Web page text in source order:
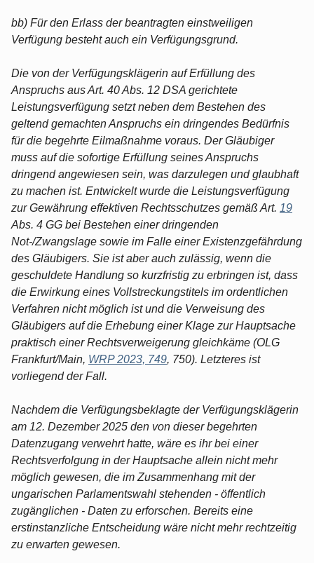
bb) Für den Erlass der beantragten einstweiligen
Verfügung besteht auch ein Verfügungsgrund.
Die von der Verfügungsklägerin auf Erfüllung des
Anspruchs aus Art. 40 Abs. 12 DSA gerichtete
Leistungsverfügung setzt neben dem Bestehen des
geltend gemachten Anspruchs ein dringendes Bedürfnis
für die begehrte Eilmaßnahme voraus. Der Gläubiger
muss auf die sofortige Erfüllung seines Anspruchs
dringend angewiesen sein, was darzulegen und glaubhaft
zu machen ist. Entwickelt wurde die Leistungsverfügung
zur Gewährung effektiven Rechtsschutzes gemäß Art. 19
Abs. 4 GG bei Bestehen einer dringenden
Not-/Zwangslage sowie im Falle einer Existenzgefährdung
des Gläubigers. Sie ist aber auch zulässig, wenn die
geschuldete Handlung so kurzfristig zu erbringen ist, dass
die Erwirkung eines Vollstreckungstitels im ordentlichen
Verfahren nicht möglich ist und die Verweisung des
Gläubigers auf die Erhebung einer Klage zur Hauptsache
praktisch einer Rechtsverweigerung gleichkäme (OLG
Frankfurt/Main, WRP 2023, 749, 750). Letzteres ist
vorliegend der Fall.
Nachdem die Verfügungsbeklagte der Verfügungsklägerin
am 12. Dezember 2025 den von dieser begehrten
Datenzugang verwehrt hatte, wäre es ihr bei einer
Rechtsverfolgung in der Hauptsache allein nicht mehr
möglich gewesen, die im Zusammenhang mit der
ungarischen Parlamentswahl stehenden - öffentlich
zugänglichen - Daten zu erforschen. Bereits eine
erstinstanzliche Entscheidung wäre nicht mehr rechtzeitig
zu erwarten gewesen.